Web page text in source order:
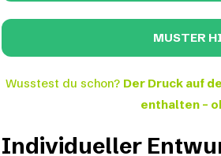
Wusstest du schon? Der Druck auf
enthalten –
Individueller